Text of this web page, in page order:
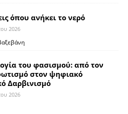
όπου ανήκει το νερό
2026
του φασισμού: από τον
στον ψηφιακό
Δαρβινισμό
2026